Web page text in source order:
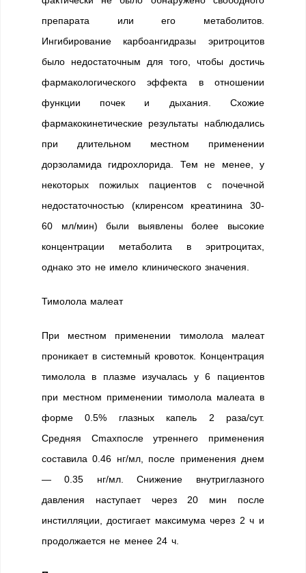
препарата или его метаболитов.
Ингибирование карбоангидразы эритроцитов
было недостаточным для того, чтобы достичь
фармакологического эффекта в отношении
функции почек и дыхания. Схожие
фармакокинетические результаты наблюдались
при длительном местном применении
дорзоламида гидрохлорида. Тем не менее, у
некоторых пожилых пациентов с почечной
недостаточностью (клиренсом креатинина 30-
60 мл/мин) были выявлены более высокие
концентрации метаболита в эритроцитах,
однако это не имело клинического значения.
Тимолола малеат
При местном применении тимолола малеат
проникает в системный кровоток. Концентрация
тимолола в плазме изучалась у 6 пациентов
при местном применении тимолола малеата в
форме 0.5% глазных капель 2 раза/сут.
Средняя Cmaxпосле утреннего применения
составила 0.46 нг/мл, после применения днем
— 0.35 нг/мл. Снижение внутриглазного
давления наступает через 20 мин после
инстилляции, достигает максимума через 2 ч и
продолжается не менее 24 ч.